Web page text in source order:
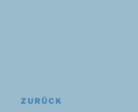
Beitragsnavigation
Vorheriger
ZURÜCK